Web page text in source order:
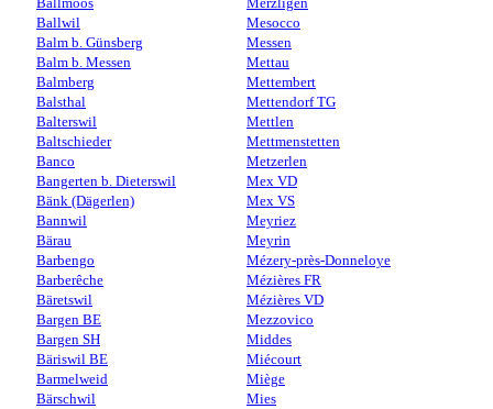
Ballwil
Balm b. Günsberg
Balm b. Messen
Balmberg
Balsthal
Balterswil
Baltschieder
Banco
Bangerten b. Dieterswil
Bänk (Dägerlen)
Bannwil
Bärau
Barbengo
Barberêche
Bäretswil
Bargen BE
Bargen SH
Bäriswil BE
Barmelweid
Bärschwil
Mesocco
Messen
Mettau
Mettembert
Mettendorf TG
Mettlen
Mettmenstetten
Metzerlen
Mex VD
Mex VS
Meyriez
Meyrin
Mézery-près-Donneloye
Mézières FR
Mézières VD
Mezzovico
Middes
Miécourt
Miège
Mies